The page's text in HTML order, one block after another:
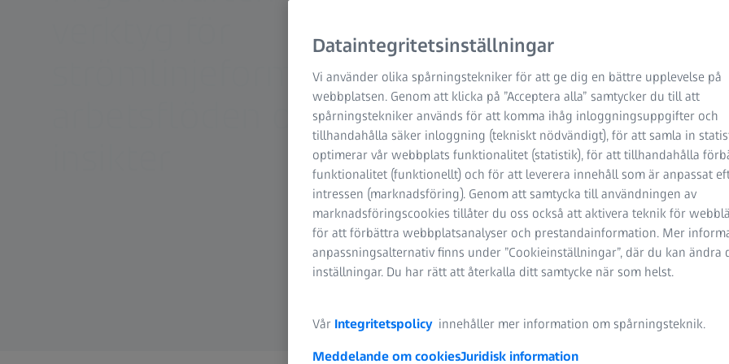
strömlinjeformade
arbetsflöden och datadrivna
Dataintegritetsinställningar
Vi använder olika spårningstekniker för att ge dig en bättre upplevelse på
webbplatsen. Genom att klicka på ”Acceptera alla” samtycker du till att
spårningstekniker används för att komma ihåg inloggningsuppgifter och
tillhandahålla säker inloggning (tekniskt nödvändigt), för att samla in
optimerar vår webbplats funktionalitet (statistik), för att tillhandahålla
funktionalitet (funktionellt) och för att leverera innehåll som är anpassat
intressen (marknadsföring). Genom att samtycka till användningen av
marknadsföringscookies tillåter du oss också att aktivera teknik för
för att förbättra webbplatsanalyser och prestandainformation. Mer
anpassningsalternativ finns under ”Cookieinställningar”, där du kan ändra
inställningar. Du har rätt att återkalla ditt samtycke när som helst.
Vår Integritetspolicy innehåller mer information om spårningsteknik.
Meddelande om cookiesJuridisk information